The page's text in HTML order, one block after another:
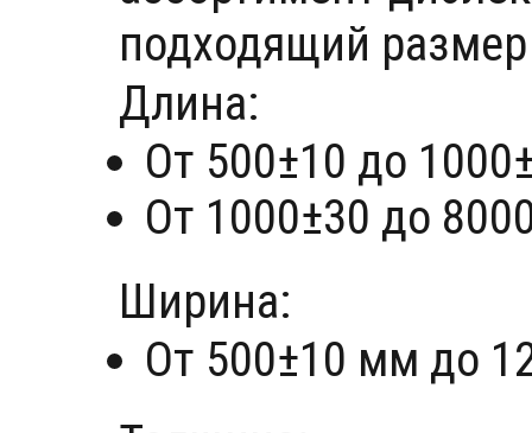
подходящий
Длина:
От 500±10 до
От 1000±30 до
Ширина:
От 500±10 мм до